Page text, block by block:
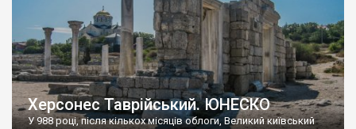
Херсонес Таврійський. ЮНЕСКО
У 988 році, після кількох місяців облоги, Великий київський